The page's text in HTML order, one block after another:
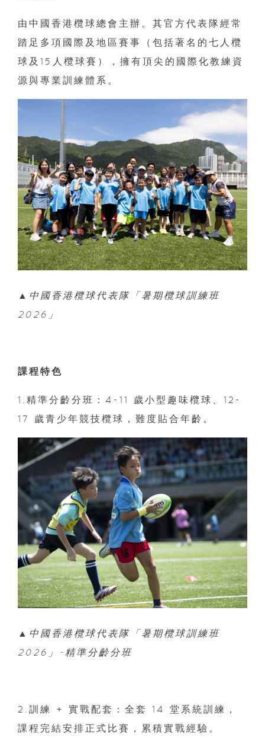
由中國香港欖球總會主辦。其官方代表隊經常
踏足多項國際及地區賽事（包括著名的七人欖
球及15人欖球賽），擁有頂尖的國際化教練資
源與專業訓練體系。
▲中國香港欖球代表隊「暑期欖球訓練班
2026」
課程特色
1.精準分齡分班：4-11 歲小型趣味欖球、12-
17 歲青少年競技欖球，難度貼合年齡。
▲中國香港欖球代表隊「暑期欖球訓練班
2026」-精準分齡分班
2.訓練 + 實戰配套：全套 14 堂系統訓練，
課程完結安排正式比賽，累積實戰經驗。